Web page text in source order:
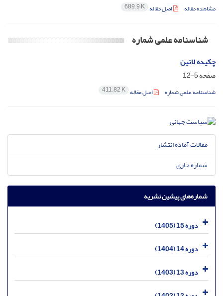
مشاهده مقاله اصل مقاله 689.9 K
شناسنامه علمی شماره
چکیده لاتین
صفحه5-12
شناسنامه علمی شماره اصل مقاله 411.82 K
مقالات آماده انتشار
شماره جاری
شماره‌های پیشین نشریه
دوره 15 (1405)
دوره 14 (1404)
دوره 13 (1403)